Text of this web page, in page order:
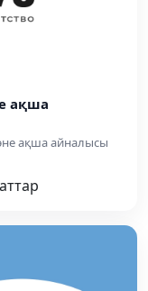
ақша
ақша айналысы